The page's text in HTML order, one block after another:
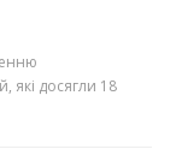
які досягли 18